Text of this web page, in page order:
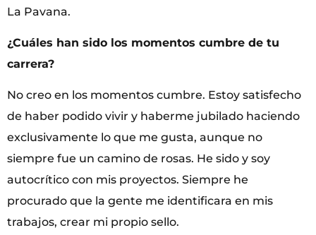
La Pavana.
¿Cuáles han sido los momentos cumbre de tu
carrera?
No creo en los momentos cumbre. Estoy satisfecho
de haber podido vivir y haberme jubilado haciendo
exclusivamente lo que me gusta, aunque no
siempre fue un camino de rosas. He sido y soy
autocrítico con mis proyectos. Siempre he
procurado que la gente me identificara en mis
trabajos, crear mi propio sello.